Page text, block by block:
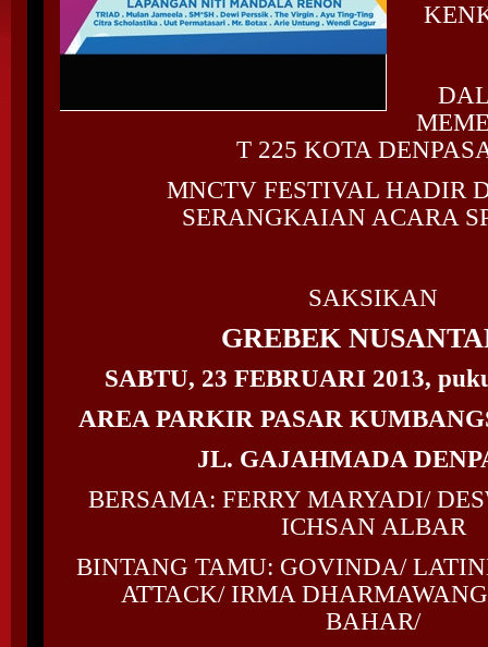
T 225 KOTA
MNCTV FESTIVAL HADIR
SERANGKAIAN ACARA
SAKSIKAN
GREBEK
SABTU, 23 FEBRUARI 2013,
AREA PARKIR PASAR
JL. GAJAHMADA
BERSAMA: FERRY MARYADI/
ICHSAN ALBAR
BINTANG TAMU: GOVINDA/
ATTACK/ IRMA
BAHAR/